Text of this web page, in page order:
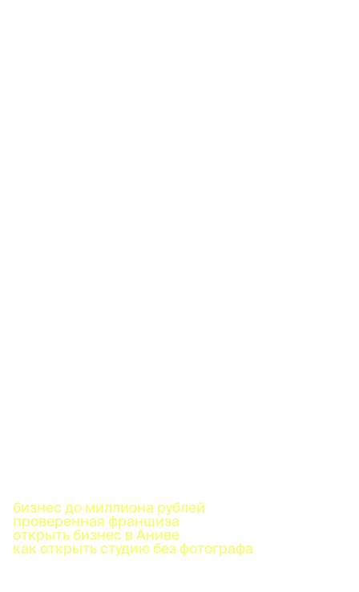
бизнес до миллиона рублей
проверенная франшиза
открыть бизнес в Аниве
как открыть студию без фотографа